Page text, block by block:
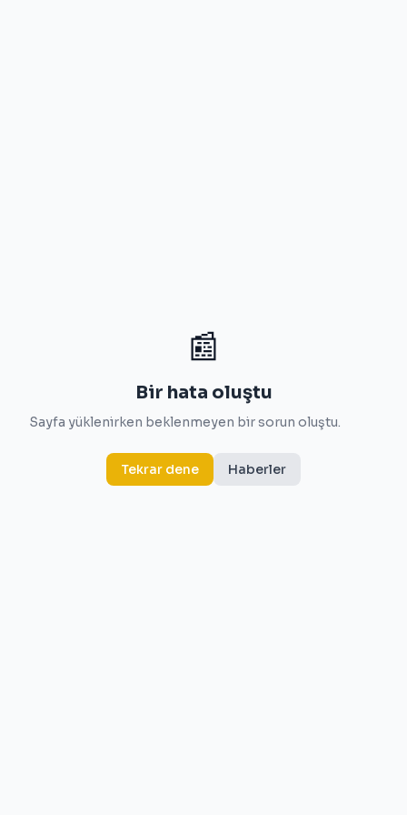
📰
Bir hata oluştu
Sayfa yüklenirken beklenmeyen bir sorun oluştu.
Tekrar dene Haberler